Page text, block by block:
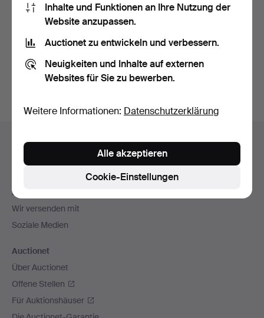
Suche speichern
Archiv
suchen.
Navigation
Hilfe und Kontakt
Kontakt mit dem Support aufnehmen
Zahlungsweisen
Wir versenden mit
Soziale Medien
Auctionet
Über Auctionet
Offene Stellen
Für Auktionshäuser
Inhalte und Funktionen an Ihre Nutzung der
Website anzupassen.
Auctionet zu entwickeln und verbessern.
Neuigkeiten und Inhalte auf externen
Websites für Sie zu bewerben.
Weitere Informationen: Datenschutzerklärung
Cookie-Einstellungen
Alle akzeptieren